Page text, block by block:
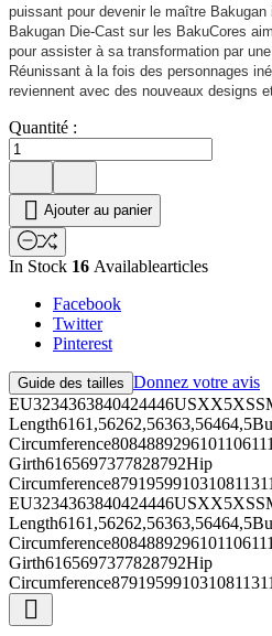
puissant pour devenir le maître
Bakugan Die-Cast sur les BakuCores
pour assister à sa transformation par
Réunissant à la fois des personnages
reviennent avec des nouveaux designs
Quantité :
 Ajouter au panier
In Stock 16 Availablearticles
Facebook
Twitter
Pinterest
Guide des tailles Donnez votre avis
Girth6165697377828792Hip
Girth6165697377828792Hip
